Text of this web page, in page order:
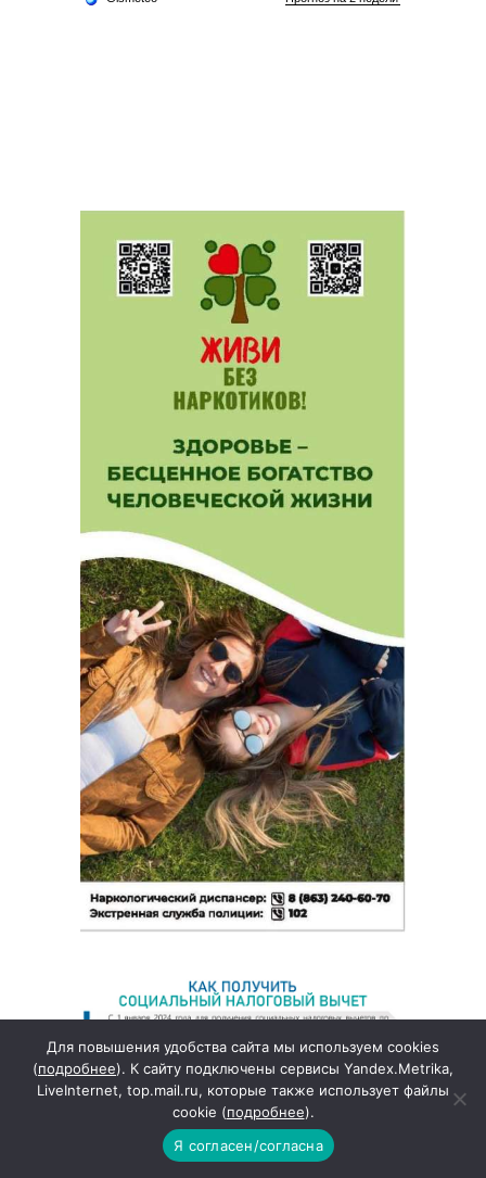
Для повышения удобства сайта мы используем cookies
(подробнее). К сайту подключены сервисы Yandex.Metrika,
LiveInternet, top.mail.ru, которые также использует файлы
cookie (подробнее).
Я согласен/согласна